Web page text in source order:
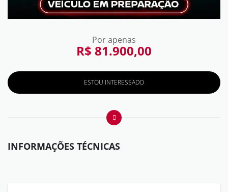
Por apenas
R$ 81.900,00
ESTOU INTERESSADO
INFORMAÇÕES TÉCNICAS